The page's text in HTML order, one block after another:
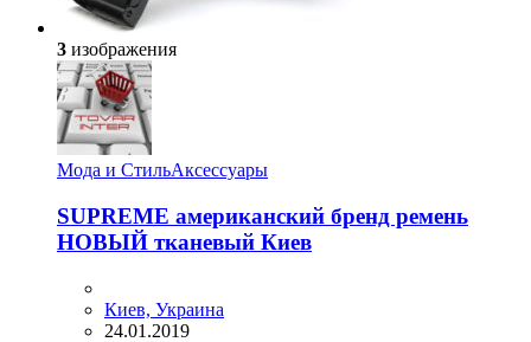
3 изображения
Мода и СтильАксессуары
SUPREME американский бренд ремень
НОВЫЙ тканевый Киев
Киев, Украина
24.01.2019